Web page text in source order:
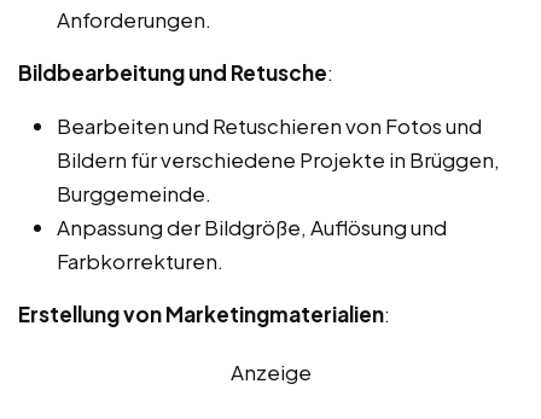
Anforderungen.
Bildbearbeitung und Retusche:
Bearbeiten und Retuschieren von Fotos und
Bildern für verschiedene Projekte in Brüggen,
Burggemeinde.
Anpassung der Bildgröße, Auflösung und
Farbkorrekturen.
Erstellung von Marketingmaterialien:
Anzeige